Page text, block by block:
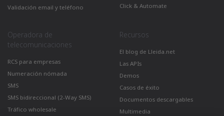
Validación email y teléfono
Click & Automate
Operadora de
telecomunicaciones
RCS para empresas
Numeración nómada
SMS
SMS bidireccional (2-Way SMS)
Tráfico wholesale
Recursos
El blog de Lleida.net
Las APIs
Demos
Casos de éxito
Documentos descargables
Multimedia